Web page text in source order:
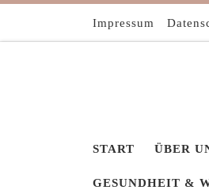
Zum Inhalt springen
Impressum
START ÜBER
GESUNDHEIT &